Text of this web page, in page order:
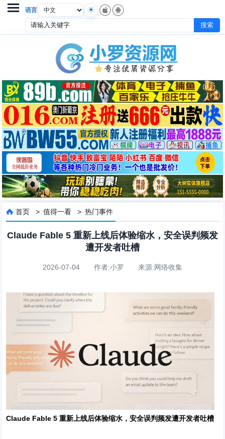
语言

 首页 >值得一看 >热门事件
Claude Fable 5 重新上线后体验缩水，安全误判频发
遭开发者吐槽
2026-07-04 作者:小罗 来源:网络收集
Claude Fable 5 重新上线后体验缩水，安全误判频发遭开发者吐槽